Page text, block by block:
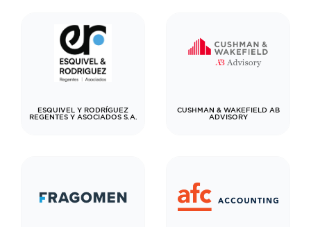
ESQUIVEL Y RODRÍGUEZ
REGENTES Y ASOCIADOS S.A.
CUSHMAN & WAKEFIELD AB
ADVISORY